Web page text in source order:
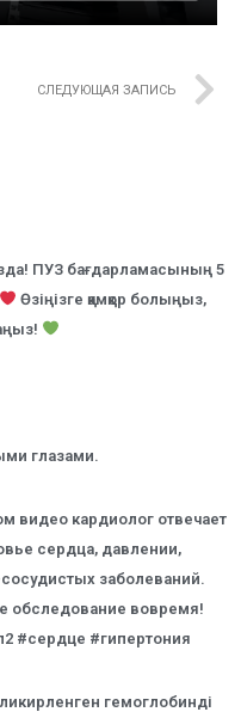
СЛЕДУЮЩАЯ ЗАПИСЬ
ПУЗ бағдарламасының 5
Өзіңізге қамқор болыңыз,
глазами.
видео кардиолог отвечает
сердца, давлении,
заболеваний.
обследование вовремя!
#сердце #гипертония
гемоглобинді